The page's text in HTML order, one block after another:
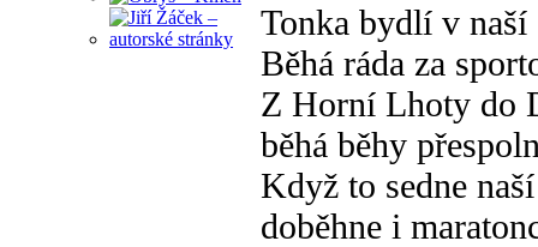
Tonka bydlí v naší
Běhá ráda za
Z Horní Lhoty do
běhá běhy
Když to sedne
doběhne i